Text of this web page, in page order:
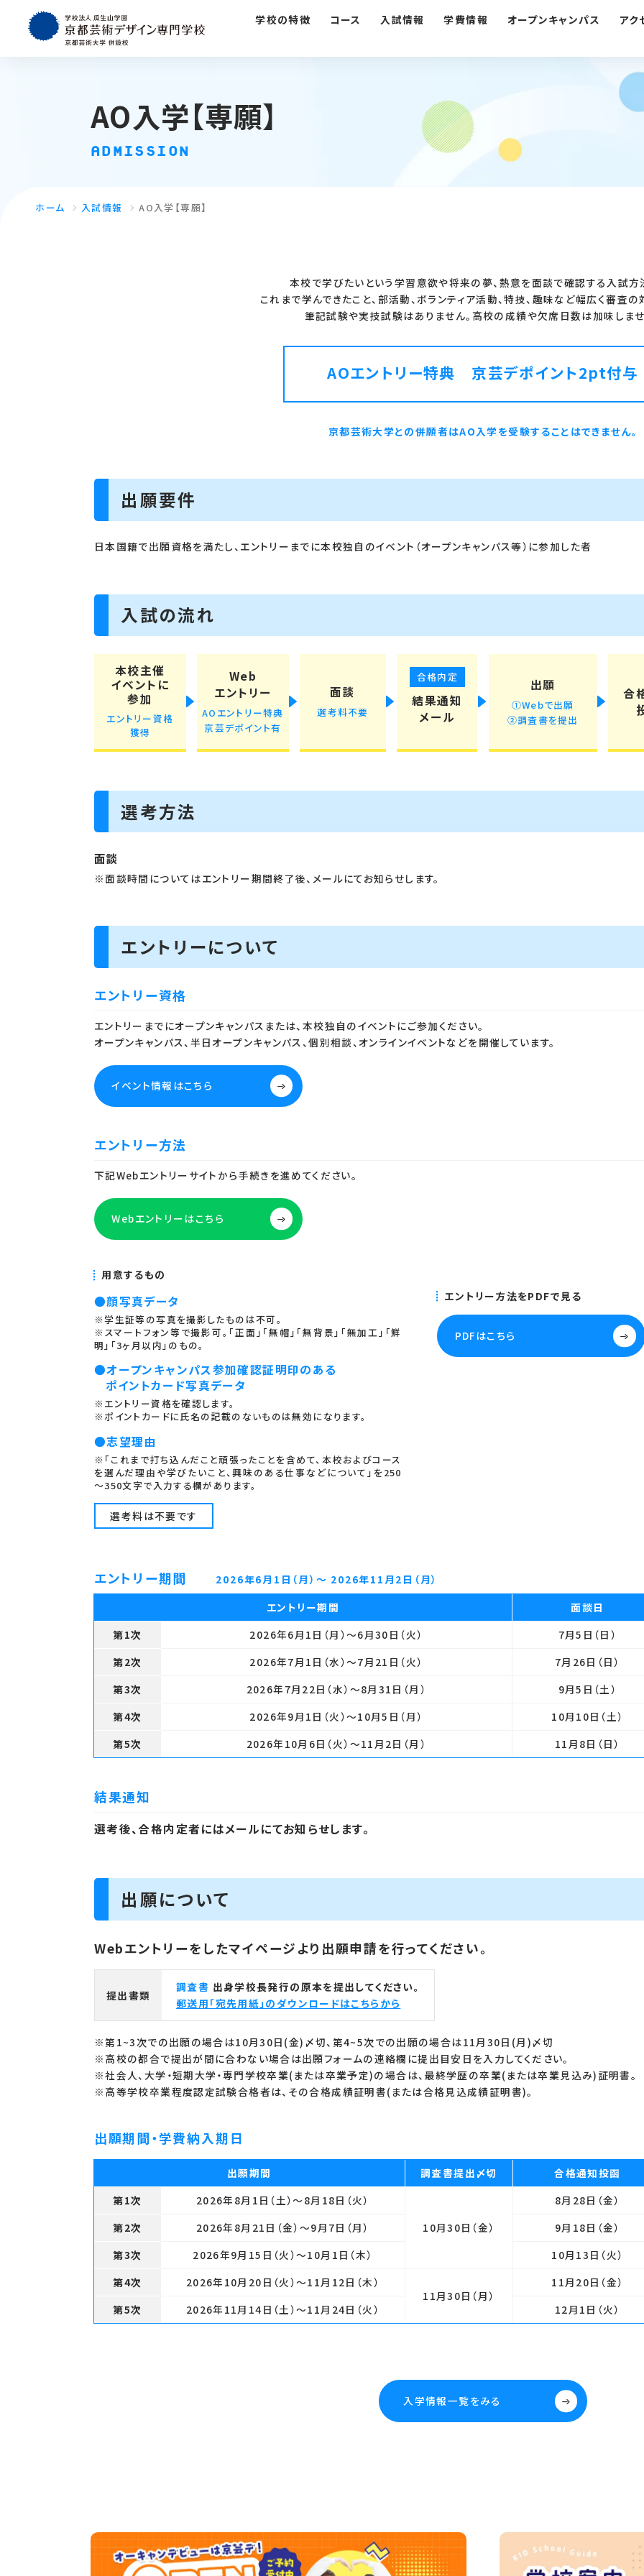
学校の特徴 コース 入試情報 学費情報 オープンキャンパス アク
AO入学【専願】
ADMISSION
ホーム 入試情報 AO入学【専願】
本校で学びたいという学習意欲や将来の夢、熱意を面談で確認する入試方
これまで学んできたこと、部活動、ボランティア活動、特技、趣味など幅広く審査の
筆記試験や実技試験はありません。高校の成績や欠席日数は加味しませ
AOエントリー特典 京芸デポイント2pt付与
京都芸術大学との併願者はAO入学を受験することはできません。
出願要件
日本国籍で出願資格を満たし、エントリーまでに本校独自のイベント（オープンキャンパス等）に参加した者
入試の流れ
本校主催
イベントに
参加
エントリー資格
獲得
Web
エントリー
AOエントリー特典
京芸デポイント有
面談
選考料不要
合格内定
結果通知
メール
出願
①Webで出願
②調査書を提出
合
選考方法
面談
※面談時間についてはエントリー期間終了後、メールにてお知らせします。
エントリーについて
エントリー資格
エントリーまでにオープンキャンパスまたは、本校独自のイベントにご参加ください。
オープンキャンパス、半日オープンキャンパス、個別相談、オンラインイベントなどを開催しています。
イベント情報はこちら
エントリー方法
下記Webエントリーサイトから手続きを進めてください。
Webエントリーはこちら
用意するもの
●顔写真データ
※学生証等の写真を撮影したものは不可。
※スマートフォン等で撮影可。「正面」「無帽」「無背景」「無加工」「鮮
明」「3ヶ月以内」のもの。
●オープンキャンパス参加確認証明印のある
ポイントカード写真データ
※エントリー資格を確認します。
※ポイントカードに氏名の記載のないものは無効になります。
●志望理由
※「これまで打ち込んだこと頑張ったことを含めて、本校およびコース
を選んだ理由や学びたいこと、興味のある仕事などについて」を250
～350文字で入力する欄があります。
選考料は不要です
エントリー方法をPDFで見る
PDFはこちら
エントリー期間
2026年6月1日（月）～ 2026年11月2日（月）
エントリー期間
面談日
第1次
2026年6月1日（月）～6月30日（火） 7月5日 （日）
第2次
2026年7月1日（水）～7月21日（火） 7月26日 （日）
第3次
2026年7月22日（水） ～8月31日（月） 9月5日 （土）
第4次
2026年9月1日（火）～10月5日（月） 10月10日 （土）
第5次
2026年10月6日（火） ～11月2日（月） 11月8日 （日）
結果通知
選考後、合格内定者にはメールにてお知らせします。
出願について
Webエントリーをしたマイページより出願申請を行ってください。
提出書類
調査書 出身学校長発行の原本を提出してください。
郵送用「宛先用紙」のダウンロードはこちらから
※第1~3次での出願の場合は10月30日(金)〆切、第4~5次での出願の場合は11月30日(月)〆切
※高校の都合で提出が間に合わない場合は出願フォームの連絡欄に提出目安日を入力してください。
※社会人、大学・短期大学・専門学校卒業(または卒業予定)の場合は、最終学歴の卒業(または卒業見込み)証明書。
※高等学校卒業程度認定試験合格者は、その合格成績証明書(または合格見込成績証明書)。
出願期間・学費納入期日
出願期間 調査書提出〆切 合格通知投函
第1次
2026年8月1日（土）～8月18日（火）
10月30日 （金）
8月28日 （金）
第2次
2026年8月21日（金） ～9月7日（月） 9月18日 （金）
第3次
2026年9月15日（火）～10月1日（木） 10月13日 （火）
第4次
2026年10月20日（火）～11月12日（木）
11月30日 （月）
11月20日 （金）
第5次
2026年11月14日（土）～11月24日（火） 12月1日 （火）
入学情報一覧をみる